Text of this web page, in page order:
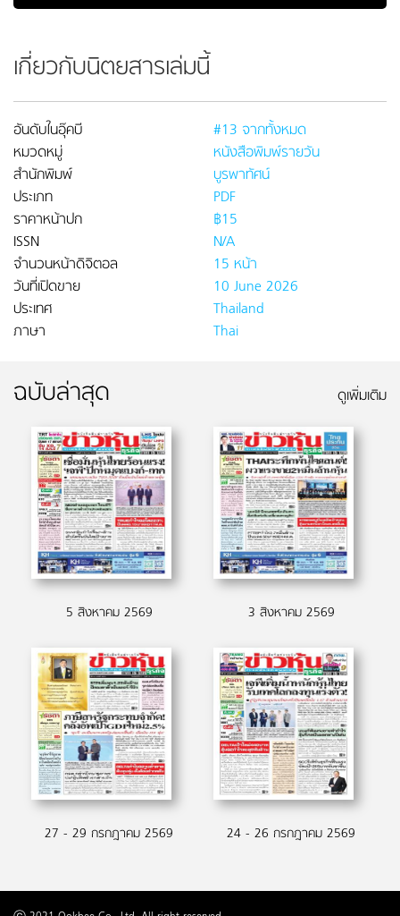
เกี่ยวกับนิตยสารเล่มนี้
อันดับในอุ๊คบี
#13 จากทั้งหมด
หมวดหมู่
หนังสือพิมพ์รายวัน
สำนักพิมพ์
บูรพาทัศน์
ประเภท
PDF
ราคาหน้าปก
฿15
ISSN
N/A
จำนวนหน้าดิจิตอล
15 หน้า
วันที่เปิดขาย
10 June 2026
ประเทศ
Thailand
ภาษา
Thai
ฉบับล่าสุด ดูเพิ่มเติม
5 สิงหาคม 2569 3 สิงหาคม 2569
27 - 29 กรกฎาคม 2569 24 - 26 กรกฎาคม 2569